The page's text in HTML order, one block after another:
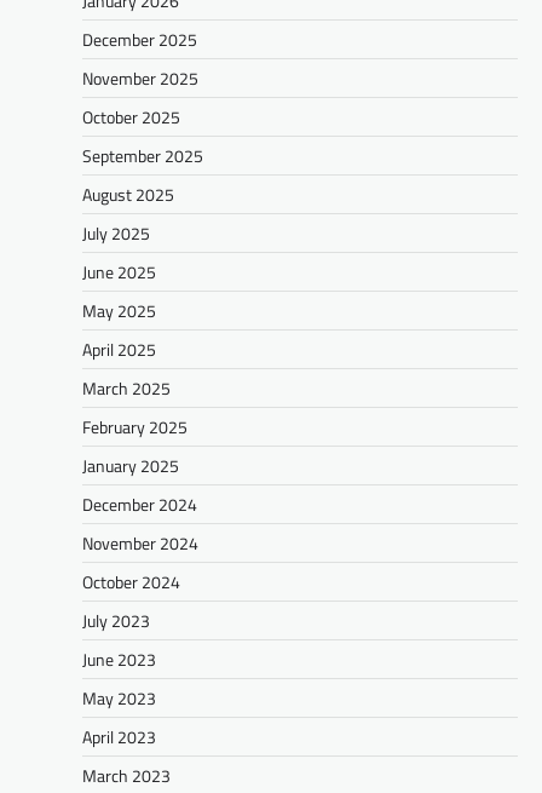
December 2025
November 2025
October 2025
September 2025
August 2025
July 2025
June 2025
May 2025
April 2025
March 2025
February 2025
January 2025
December 2024
November 2024
October 2024
July 2023
June 2023
May 2023
April 2023
March 2023